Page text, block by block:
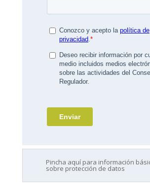
Pincha aquí para información
sobre protección de datos